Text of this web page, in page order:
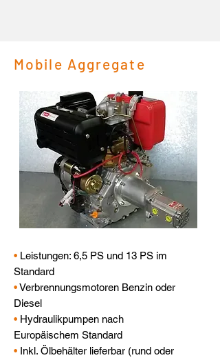
Mobile Aggregate
• Leistungen: 6,5 PS und 13 PS im
Standard
•Verbrennungsmotoren Benzin oder
Diesel
• Hydraulikpumpen nach
Europäischem Standard
• Inkl. Ölbehälter lieferbar (rund oder